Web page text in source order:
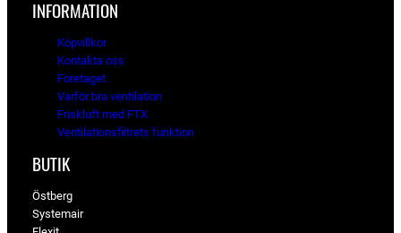
INFORMATION
Köpvillkor
Kontakta oss
Företaget
Varför bra ventilation
Friskluft med FTX
Ventilationsfiltrets funktion
BUTIK
Östberg
Systemair